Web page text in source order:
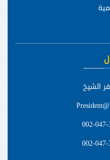
الشيخ